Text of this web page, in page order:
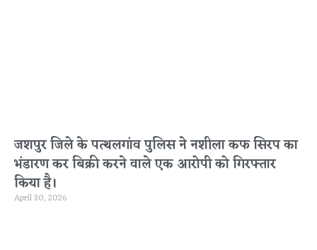
जशपुर जिले के पत्थलगांव पुलिस ने नशीला कफ सिरप का
भंडारण कर बिक्री करने वाले एक आरोपी को गिरफ्तार
किया है।
April 30, 2026